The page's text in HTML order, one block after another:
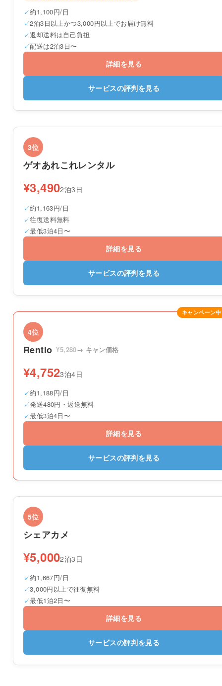
約1,100円/日
2泊3日以上かつ3,000円以上でお届け無料
返却送料は自己負担
配送は2泊3日〜
詳細を見る
サービスの評判を見る
3位
ゲオあれこれレンタル
¥3,4902泊3日
約1,163円/日
往復送料無料
最低3泊4日〜
詳細を見る
サービスの評判を見る
キャンペーン中
4位
Rentio ¥5,280→ キャン価格
¥4,7523泊4日
約1,188円/日
発送480円・返送無料
最低3泊4日〜
詳細を見る
サービスの評判を見る
5位
シェアカメ
¥5,0002泊3日
約1,667円/日
3,000円以上で往復無料
最低1泊2日〜
詳細を見る
サービスの評判を見る